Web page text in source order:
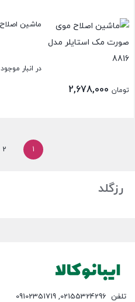
ماشین اصلاح
در انبار
تومان
1
2
رزگلد
تلفن 02155324296
,
09102351719